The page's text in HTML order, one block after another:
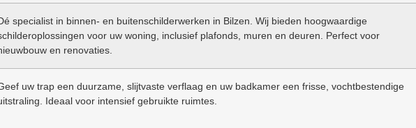
specialist in binnen- en buitenschilderwerken in Bilzen. Wij bieden hoogwaardige
voor uw woning, inclusief plafonds, muren en deuren. Perfect voor
en renovaties.
uw trap een duurzame, slijtvaste verflaag en uw badkamer een frisse, vochtbestendige
Ideaal voor intensief gebruikte ruimtes.